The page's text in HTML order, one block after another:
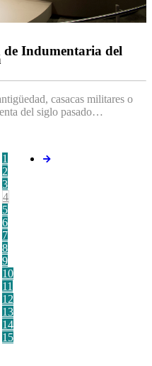
de Indumentaria del
casacas militares o
del siglo pasado…
1
2
3
4
5
6
7
8
9
10
11
12
13
14
15